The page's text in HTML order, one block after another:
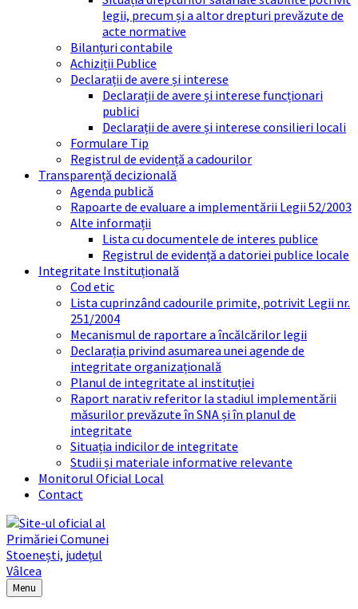
legii, precum și a altor drepturi prevăzute de
acte normative
Bilanțuri contabile
Achiziții Publice
Declarații de avere și interese
Declarații de avere și interese funcționari
publici
Declarații de avere și interese consilieri locali
Formulare Tip
Registrul de evidență a cadourilor
Transparență decizională
Agenda publică
Rapoarte de evaluare a implementării Legii 52/2003
Alte informații
Lista cu documentele de interes publice
Registrul de evidență a datoriei publice locale
Integritate Instituțională
Cod etic
Lista cuprinzând cadourile primite, potrivit Legii nr.
251/2004
Mecanismul de raportare a încălcărilor legii
Declarația privind asumarea unei agende de
integritate organizațională
Planul de integritate al instituției
Raport narativ referitor la stadiul implementării
măsurilor prevăzute în SNA și în planul de
integritate
Situația indicilor de integritate
Studii și materiale informative relevante
Monitorul Oficial Local
Contact
Menu